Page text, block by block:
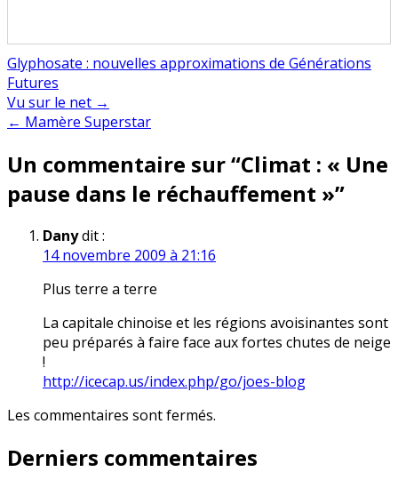
Glyphosate : nouvelles approximations de Générations
Futures
Navigation
de
l’article
Vu sur le net →
← Mamère Superstar
Un commentaire sur “Climat : « Une
pause dans le réchauffement »”
Danydit :
14 novembre 2009 à 21:16
Plus terre a terre
La capitale chinoise et les régions avoisinantes sont
peu préparés à faire face aux fortes chutes de neige
!
http://icecap.us/index.php/go/joes-blog
Les commentaires sont fermés.
Derniers commentaires